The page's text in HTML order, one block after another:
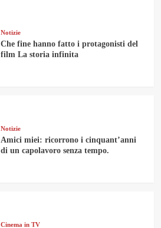
Notizie
Che fine hanno fatto i protagonisti del
film La storia infinita
Notizie
Amici miei: ricorrono i cinquant’anni
di un capolavoro senza tempo.
Cinema in TV